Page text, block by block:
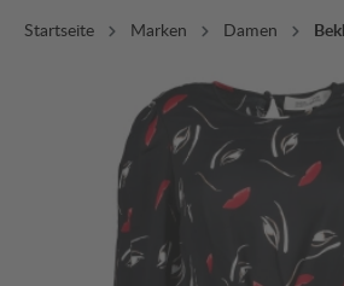
Startseite Marken Damen